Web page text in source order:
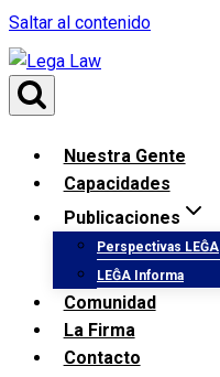
Saltar al contenido
Nuestra Gente
Capacidades
Publicaciones
Perspectivas LEĜA
LEĜA Informa
Comunidad
La Firma
Contacto